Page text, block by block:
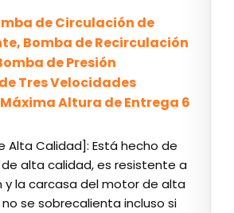
de Circulación de
Bomba de Recirculación
de Presión
Tres Velocidades
Altura de Entrega 6
Alta Calidad]: Está hecho de
alta calidad, es resistente a
y la carcasa del motor de alta
se sobrecalienta incluso si